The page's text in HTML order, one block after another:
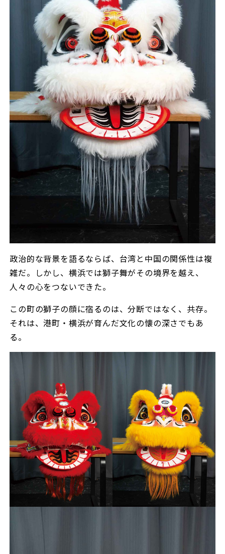
政治的な背景を語るならば、台湾と中国の関係性は複
雑だ。しかし、横浜では獅子舞がその境界を越え、
人々の心をつないできた。
この町の獅子の顔に宿るのは、分断ではなく、共存。
それは、港町・横浜が育んだ文化の懐の深さでもあ
る。